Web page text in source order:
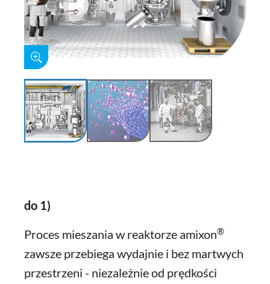
do 1)
Proces mieszania w reaktorze amixon®
zawsze przebiega wydajnie i bez martwych
przestrzeni - niezależnie od prędkości